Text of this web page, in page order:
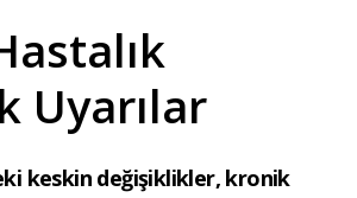
Uyarılar
keskin değişiklikler, kronik